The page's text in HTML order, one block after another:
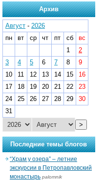
Архив
Август - 2026
пн
вт ср чт пт сб
вс
1
2
3
4 5 6 7 8
9
10
11 12 13 14 15
16
17
18 19 20 21 22
23
24
25 26 27 28 29
30
31
>
Последние темы блогов
“Храм у озера” – летние
экскурсии в Петропавловский
монастырь palomnik